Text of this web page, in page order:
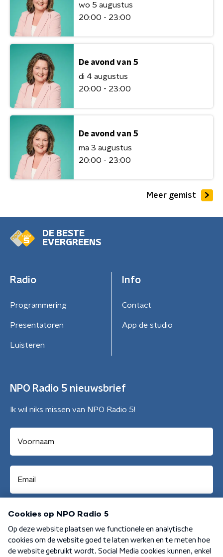
wo 5 augustus
20:00 - 23:00
De avond van 5
di 4 augustus
20:00 - 23:00
De avond van 5
ma 3 augustus
20:00 - 23:00
Meer gemist
DE BESTE
EVERGREENS
Radio
Programmering
Presentatoren
Luisteren
Info
Contact
App de studio
NPO Radio 5 nieuwsbrief
Ik wil niks missen van NPO Radio 5!
Aanmelden